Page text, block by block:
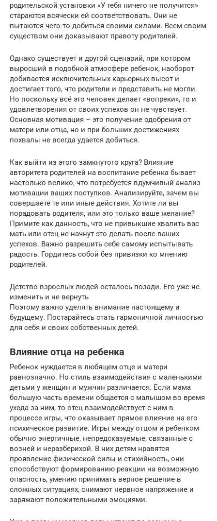
родительской установки «У тебя ничего не получится»
стараются всячески ей соответствовать. Они не
пытаются чего-то добиться своими силами. Всем своим
существом они доказывают правоту родителей.
Однако существует и другой сценарий, при котором
выросший в подобной атмосфере ребенок, наоборот
добивается исключительных карьерных высот и
достигает того, что родители и представить не могли.
Но поскольку всё это человек делает «вопреки», то и
удовлетворения от своих успехов он не чувствует.
Основная мотивация – это получение одобрения от
матери или отца, но и при больших достижениях
похвалы не всегда удается добиться.
Как выйти из этого замкнутого круга? Влияние
авторитета родителей на воспитание ребенка бывает
настолько велико, что потребуется вдумчивый анализ
мотивации ваших поступков. Анализируйте, зачем вы
совершаете те или иные действия. Хотите ли вы
порадовать родителя, или это только ваше желание?
Примите как данность, что не привыкшие хвалить вас
мать или отец не начнут это делать после ваших
успехов. Важно разрешить себе самому испытывать
радость. Гордитесь собой без привязки ко мнению
родителей.
Детство взрослых людей осталось позади. Его уже не
изменить и не вернуть
Поэтому важно уделять внимание настоящему и
будущему. Постарайтесь стать гармоничной личностью
для себя и своих собственных детей.
Влияние отца на ребенка
Ребенок нуждается в любящем отце и матери
равнозначно. Но стиль взаимодействия с маленькими
детьми у женщин и мужчин различается. Если мама
большую часть времени общается с малышом во время
ухода за ним, то отец взаимодействует с ним в
процессе игры, что оказывает прямое влияние на его
психическое развитие. Игры между отцом и ребенком
обычно энергичные, непредсказуемые, связанные с
возней и неразберихой. В них детям нравятся
проявление физической силы и стихийность, они
способствуют формированию реакции на возможную
опасность, умению принимать верное решение в
сложных ситуациях, снимают нервное напряжение и
заряжают положительными эмоциями.